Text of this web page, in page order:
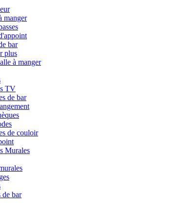
manger
bar
plus
à manger
TV
de bar
de couloir
Murales
de bar